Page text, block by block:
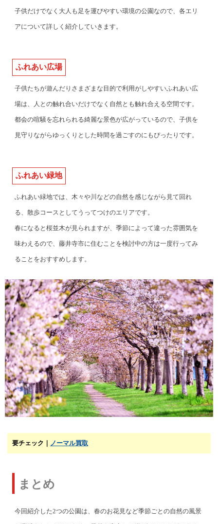
子供だけでなく大人も足を運びやすい環境の公園なので、各エリ
アについて詳しく紹介していきます。
ふれあい広場
子供たちが遊んだりさまざまな目的で利用がしやすいふれあい広
場は、人との触れ合いだけでなく自然とも触れ合える空間です。
都会の喧騒を忘れられる綺麗な景色が広がっているので、子供を
見守りながらゆっくりとした時間を過ごすのにもぴったりです。
ふれあい緑地
ふれあい緑地では、木々や川などの自然を感じながら見て回れ
る、散歩コースとしてうってつけのエリアです。
春になると桜並木が見られますが、季節によって違った雰囲気を
味わえるので、藤井寺市に住むことを検討中の方は一度行ってみ
ることをおすすめします。
要チェック｜ ノーマル買取
まとめ
今回紹介した2つの公園は、春のお花見など季節ごとの自然の風景